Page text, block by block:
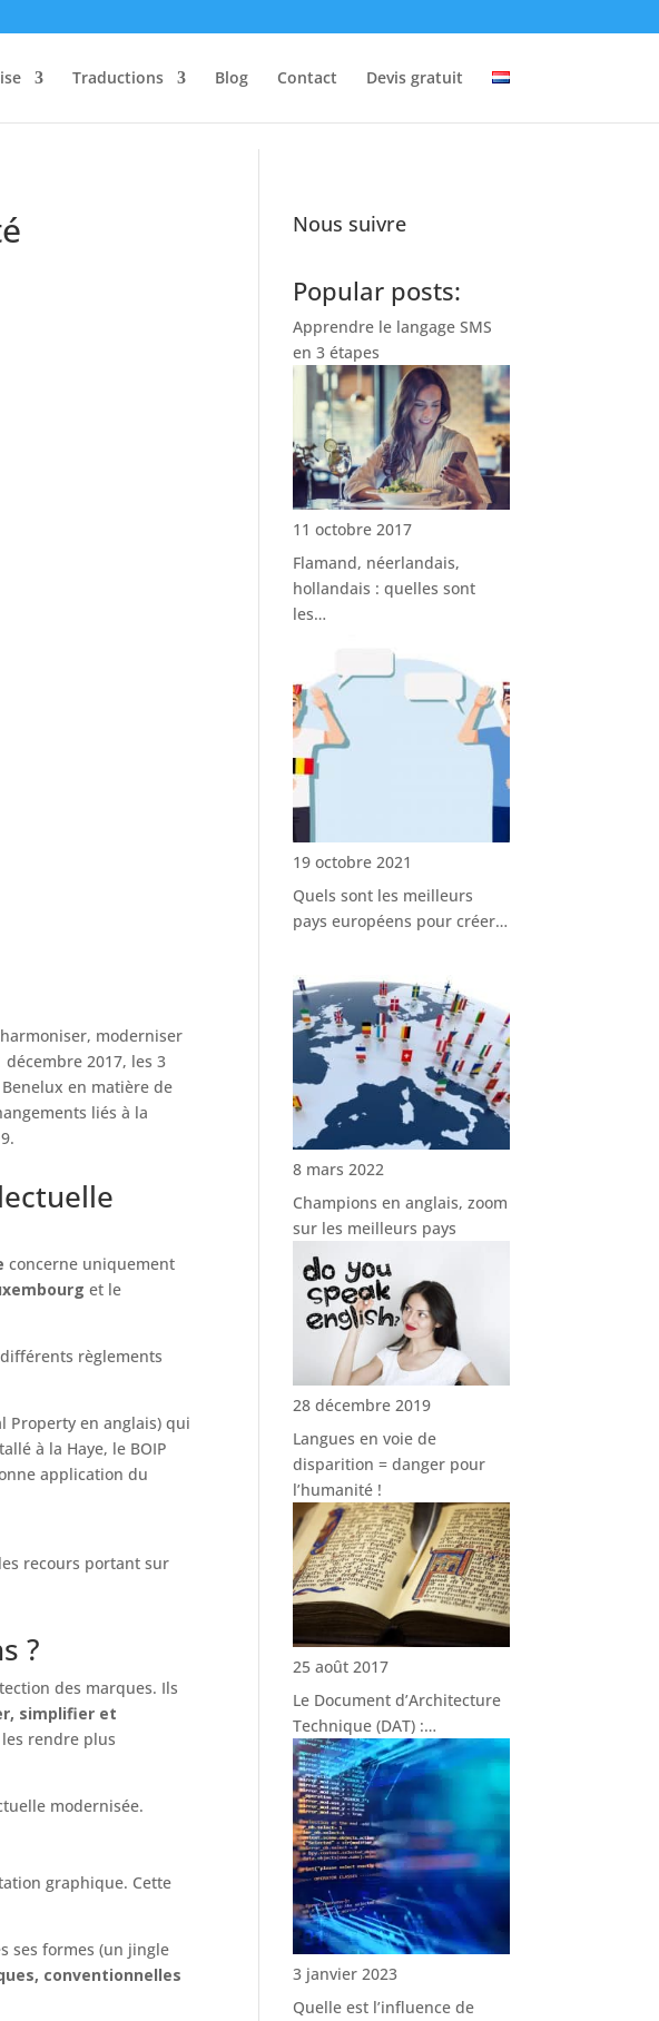
Traductions Blog Contact Devis gratuit
moderniser
2017, les 3
en matière de
liés à la
concerne uniquement
et le
règlements
Property en anglais) qui
à la Haye, le BOIP
application du
recours portant sur
?
des marques. Ils
simplifier et
rendre plus
modernisée.
graphique. Cette
ses formes (un jingle
conventionnelles
Nous suivre
Popular posts:
Apprendre le langage SMS
en 3 étapes
11 octobre 2017
Flamand, néerlandais,
hollandais : quelles sont
les…
19 octobre 2021
Quels sont les meilleurs
pays européens pour créer…
8 mars 2022
Champions en anglais, zoom
sur les meilleurs pays
28 décembre 2019
Langues en voie de
disparition = danger pour
l’humanité !
25 août 2017
Le Document d’Architecture
Technique (DAT) :…
3 janvier 2023
Quelle est l’influence de